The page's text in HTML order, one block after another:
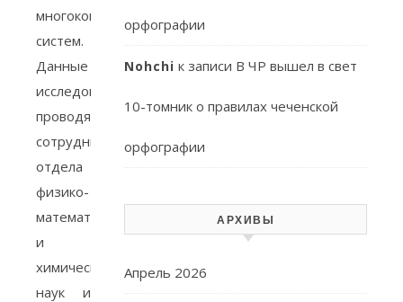
многокомпонентных
систем.
Данные
исследования
проводятся
сотрудниками
отдела
физико-
математических
и
химических
наук и
орфографии
Nohchi к записи В ЧР вышел в свет
10-томник о правилах чеченской
орфографии
АРХИВЫ
Апрель 2026